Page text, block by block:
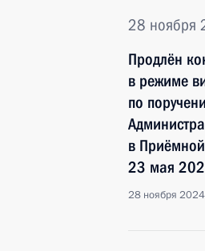
28 ноября
Продлён
в режиме
по
в
23 мая
28 ноября